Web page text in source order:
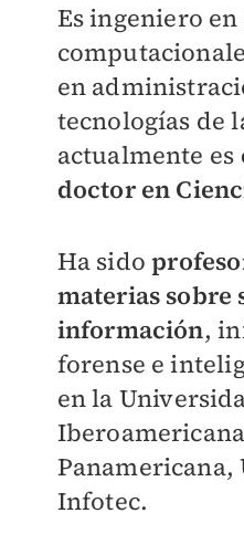
Es ingeniero
en
tecnologías de
actualmente es
doctor en
Ha sido
materias sobre
información,
forense e
en la
Panamericana,
Infotec.